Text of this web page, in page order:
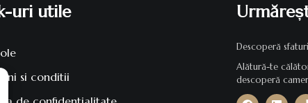
uri utile
si conditii
Descoperă
Alătură-te
descoperă